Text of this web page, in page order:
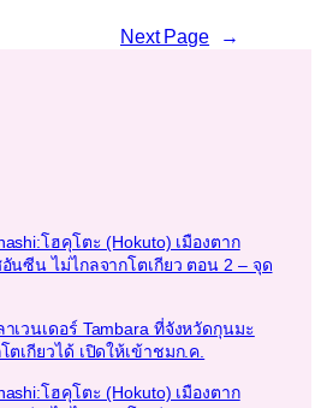
Next Page →
โฮคุโตะ (Hokuto) เมืองตาก
นซีน ไม่ไกลจากโตเกียว ตอน 2 – จุด
เวนเดอร์ Tambara ที่จังหวัดกุนมะ
ตเกียวได้ เปิดให้เข้าชมก.ค.
โฮคุโตะ (Hokuto) เมืองตาก